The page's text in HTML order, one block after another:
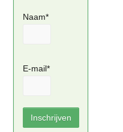
Naam*
E-mail*